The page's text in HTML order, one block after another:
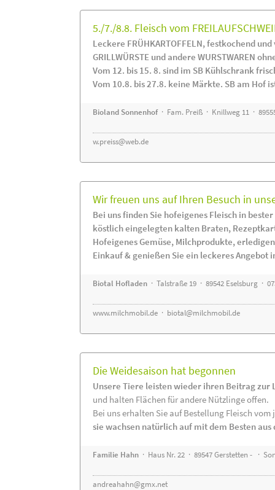
5./7./8.8. Fleisch vom
Leckere FRÜHKARTOFFELN, festkochend
GRILLWÜRSTE und andere WURSTWAREN
Vom 12. bis 15. 8. sind im SB Kühlschrank
Vom 10.8. bis 27.8. keine Märkte. SB am Hof
Bioland Sonnenhof· Fam. Preiß · Knillweg 11 ·
w.preiss@web.de
Wir freuen uns auf Ihren Besuch in
Bei uns finden Sie hofeigenes Fleisch in
köstlich eingelegten kalten Braten,
Hofeigenes Gemüse, Milchprodukte,
Einkauf & genießen Sie ein leckeres Angebot
Biotal Hofladen · Talstraße 19 · 89542 Eselsburg ·
www.milchmobil.de · biotal@milchmobil.de
Die Weidesaison hat begonnen
Unsere Tiere leisten wieder ihren Beitrag zur
und halten Flächen für andere Nützlinge offen.
Bei uns erhalten Sie auf Bestellung Fleisch
sie wachsen natürlich auf mit dem Besten aus
Familie Hahn · Haus Nr. 22 · 89547 Gerstetten - ·
andreahahn@gmx.net